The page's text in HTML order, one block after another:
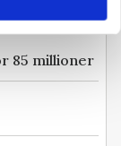
85 millioner